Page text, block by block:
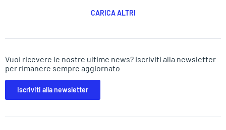
CARICA ALTRI
Vuoi ricevere le nostre ultime news? Iscriviti alla newsletter
per rimanere sempre aggiornato
Iscriviti alla newsletter